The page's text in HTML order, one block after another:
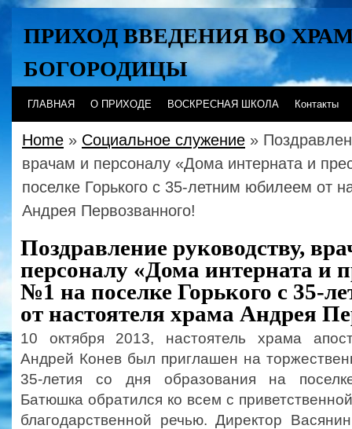
ПРИХОД ВВЕДЕНИЯ ВО
БОГОРОДИЦЫ
Хабаровск
ГЛАВНАЯ О ПРИХОДЕ ВОСКРЕСНАЯ ШКОЛА Контакты
Home » Социальное служение »
врачам и персоналу «Дома интерната и
поселке Горького с 35-летним юбилеем от
Андрея Первозванного!
Поздравление руководству,
персоналу «Дома интерната и
№1 на поселке Горького с 35-
от настоятеля храма Андрея
10 октября 2013, настоятель храма
Андрей Конев был приглашен на
35-летия со дня образования на
Батюшка обратился ко всем с
благодарственной речью. Директор